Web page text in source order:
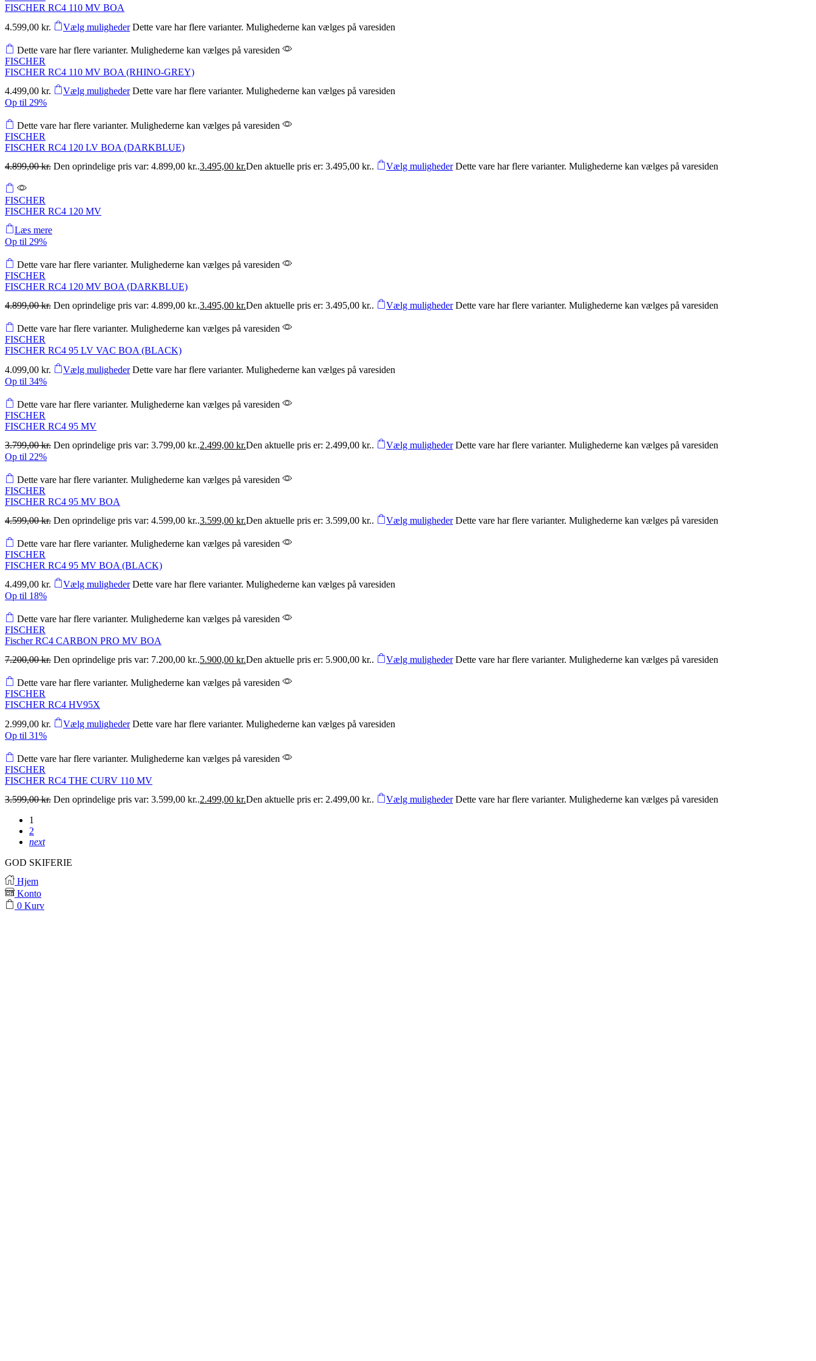
FISCHER RC4 110 MV BOA
4.599,00 kr. Vælg muligheder Dette vare har flere varianter. Mulighederne kan vælges på varesiden
Dette vare har flere varianter. Mulighederne kan vælges på varesiden
FISCHER
FISCHER RC4 110 MV BOA (RHINO-GREY)
4.499,00 kr. Vælg muligheder Dette vare har flere varianter. Mulighederne kan vælges på varesiden
Op til 29%
Dette vare har flere varianter. Mulighederne kan vælges på varesiden
FISCHER
FISCHER RC4 120 LV BOA (DARKBLUE)
4.899,00kr. Den oprindelige pris var: 4.899,00 kr..3.495,00 kr.Den aktuelle pris er: 3.495,00 kr.. Vælg muligheder Dette vare har flere varianter. Mulighederne kan vælges på varesiden
FISCHER
FISCHER RC4 120 MV
Læs mere
Op til 29%
Dette vare har flere varianter. Mulighederne kan vælges på varesiden
FISCHER
FISCHER RC4 120 MV BOA (DARKBLUE)
4.899,00kr. Den oprindelige pris var: 4.899,00 kr..3.495,00 kr.Den aktuelle pris er: 3.495,00 kr.. Vælg muligheder Dette vare har flere varianter. Mulighederne kan vælges på varesiden
Dette vare har flere varianter. Mulighederne kan vælges på varesiden
FISCHER
FISCHER RC4 95 LV VAC BOA (BLACK)
4.099,00 kr. Vælg muligheder Dette vare har flere varianter. Mulighederne kan vælges på varesiden
Op til 34%
Dette vare har flere varianter. Mulighederne kan vælges på varesiden
FISCHER
FISCHER RC4 95 MV
3.799,00kr. Den oprindelige pris var: 3.799,00 kr..2.499,00 kr.Den aktuelle pris er: 2.499,00 kr.. Vælg muligheder Dette vare har flere varianter. Mulighederne kan vælges på varesiden
Op til 22%
Dette vare har flere varianter. Mulighederne kan vælges på varesiden
FISCHER
FISCHER RC4 95 MV BOA
4.599,00kr. Den oprindelige pris var: 4.599,00 kr..3.599,00 kr.Den aktuelle pris er: 3.599,00 kr.. Vælg muligheder Dette vare har flere varianter. Mulighederne kan vælges på varesiden
Dette vare har flere varianter. Mulighederne kan vælges på varesiden
FISCHER
FISCHER RC4 95 MV BOA (BLACK)
4.499,00 kr. Vælg muligheder Dette vare har flere varianter. Mulighederne kan vælges på varesiden
Op til 18%
Dette vare har flere varianter. Mulighederne kan vælges på varesiden
FISCHER
Fischer RC4 CARBON PRO MV BOA
7.200,00kr. Den oprindelige pris var: 7.200,00 kr..5.900,00 kr.Den aktuelle pris er: 5.900,00 kr.. Vælg muligheder Dette vare har flere varianter. Mulighederne kan vælges på varesiden
Dette vare har flere varianter. Mulighederne kan vælges på varesiden
FISCHER
FISCHER RC4 HV95X
2.999,00 kr. Vælg muligheder Dette vare har flere varianter. Mulighederne kan vælges på varesiden
Op til 31%
Dette vare har flere varianter. Mulighederne kan vælges på varesiden
FISCHER
FISCHER RC4 THE CURV 110 MV
3.599,00kr. Den oprindelige pris var: 3.599,00 kr..2.499,00 kr.Den aktuelle pris er: 2.499,00 kr.. Vælg muligheder Dette vare har flere varianter. Mulighederne kan vælges på varesiden
1
2
next
GOD SKIFERIE
Hjem
Konto
0 Kurv